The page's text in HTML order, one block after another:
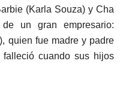
(Karla Souza) y Cha
un gran empresario:
quien fue madre y padre
cuando sus hijos